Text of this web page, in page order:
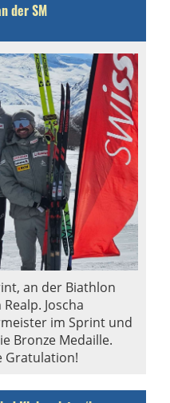
der SM
an der Biathlon
Joscha
im Sprint und
Bronze Medaille.
Gratulation!